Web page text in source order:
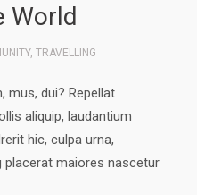
World
, TRAVELLING
mus, dui? Repellat
aliquip, laudantium
hic, culpa urna,
placerat maiores nascetur